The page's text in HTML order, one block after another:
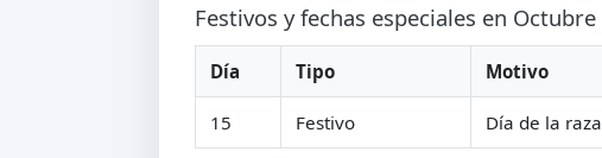
Festivos y fechas especiales en
Día Tipo Motivo
15 Festivo Día de la raza